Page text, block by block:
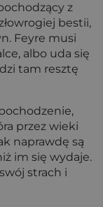
z
bestii,
Feyre musi
albo uda się
tam resztę
przez wieki
naprawdę są
im się wydaje.
strach i